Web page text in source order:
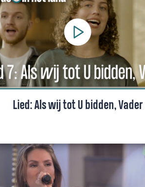
samen zijn in Gods wegen.
Lied: Als wij tot U bidden, Vader
door een koor o.l.v. Hanna Rijken